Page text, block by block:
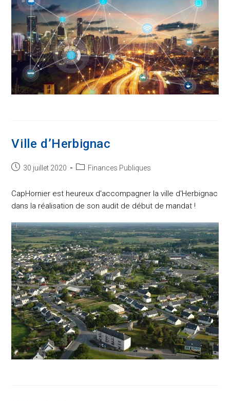
Ville d’Herbignac
Post30 juillet 2020
PostFinances Publiques
CapHornier est heureux d'accompagner la ville d'Herbignac
dans la réalisation de son audit de début de mandat !